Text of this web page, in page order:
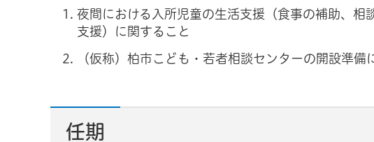
夜間における入所児童の生活支援（食事の補助、
支援）に関すること
（仮称）柏市こども・若者相談センターの開設準備
任期